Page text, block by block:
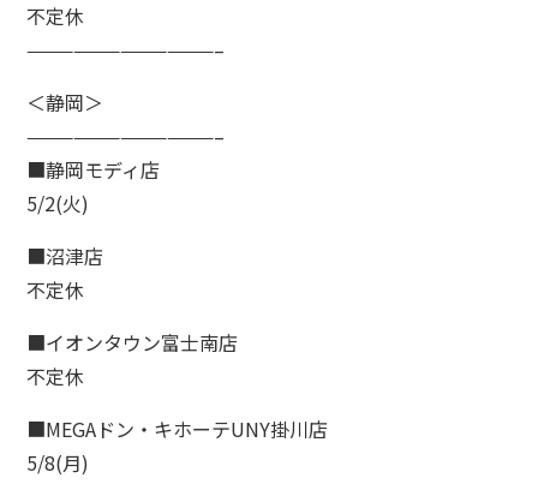
バストアップ・ボディメイクメニュー
ャルメニュー
不定休
————————————–
＜静岡＞
————————————–
■静岡モディ店
5/2(火)
■沼津店
不定休
■イオンタウン富士南店
不定休
■MEGAドン・キホーテUNY掛川店
5/8(月)